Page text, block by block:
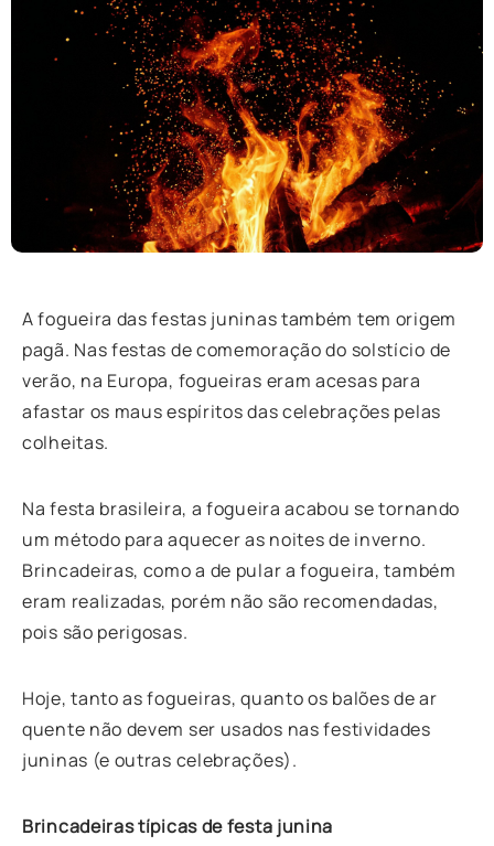
A fogueira das festas juninas também tem origem
pagã. Nas festas de comemoração do solstício de
verão, na Europa, fogueiras eram acesas para
afastar os maus espíritos das celebrações pelas
colheitas.
Na festa brasileira, a fogueira acabou se tornando
um método para aquecer as noites de inverno.
Brincadeiras, como a de pular a fogueira, também
eram realizadas, porém não são recomendadas,
pois são perigosas.
Hoje, tanto as fogueiras, quanto os balões de ar
quente não devem ser usados nas festividades
juninas (e outras celebrações).
Brincadeiras típicas de festa junina